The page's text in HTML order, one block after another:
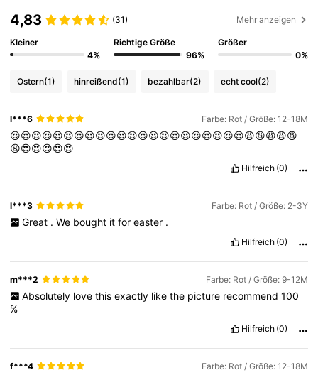
4,83 (31) Mehr anzeigen
Kleiner
4%
Richtige Größe
96%
Größer
0%
Ostern(1) hinreißend(1) bezahlbar(2) echt cool(2)
l***6 Farbe: Rot / Größe: 12-18M
😍😍😍😍😍😍😍😍😍😍😍😍😍😍😍😍😍😍😍😍😍😍😩😩😩😩😩
😩😍😍😍😍😍
Hilfreich (0)
l***3 Farbe: Rot / Größe: 2-3Y
Great . We bought it for easter .
Hilfreich (0)
m***2 Farbe: Rot / Größe: 9-12M
Absolutely love this exactly like the picture recommend 100
%
Hilfreich (0)
f***4 Farbe: Rot / Größe: 12-18M